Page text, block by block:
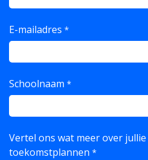
E-mailadres *
Schoolnaam *
Vertel ons wat meer over
toekomstplannen *